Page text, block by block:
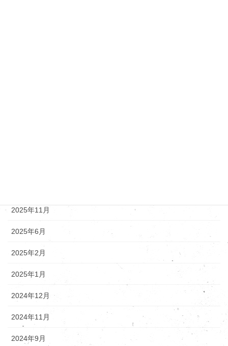
2025年11月
2025年6月
2025年2月
2025年1月
2024年12月
2024年11月
2024年9月